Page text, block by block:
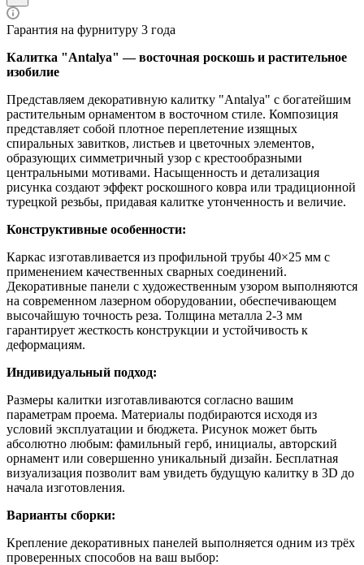
Гарантия на фурнитуру 3 года
Калитка "Antalya" — восточная роскошь и растительное
изобилие
Представляем декоративную калитку "Antalya" с богатейшим
растительным орнаментом в восточном стиле. Композиция
представляет собой плотное переплетение изящных
спиральных завитков, листьев и цветочных элементов,
образующих симметричный узор с крестообразными
центральными мотивами. Насыщенность и детализация
рисунка создают эффект роскошного ковра или традиционной
турецкой резьбы, придавая калитке утонченность и величие.
Конструктивные особенности:
Каркас изготавливается из профильной трубы 40×25 мм с
применением качественных сварных соединений.
Декоративные панели с художественным узором выполняются
на современном лазерном оборудовании, обеспечивающем
высочайшую точность реза. Толщина металла 2-3 мм
гарантирует жесткость конструкции и устойчивость к
деформациям.
Индивидуальный подход:
Размеры калитки изготавливаются согласно вашим
параметрам проема. Материалы подбираются исходя из
условий эксплуатации и бюджета. Рисунок может быть
абсолютно любым: фамильный герб, инициалы, авторский
орнамент или совершенно уникальный дизайн. Бесплатная
визуализация позволит вам увидеть будущую калитку в 3D до
начала изготовления.
Варианты сборки:
Крепление декоративных панелей выполняется одним из трёх
проверенных способов на ваш выбор: